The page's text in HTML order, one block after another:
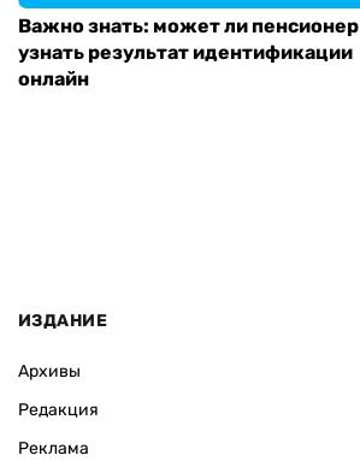
Важно знать: может ли пенсионер
узнать результат идентификации
онлайн
ИЗДАНИЕ
Архивы
Редакция
Реклама